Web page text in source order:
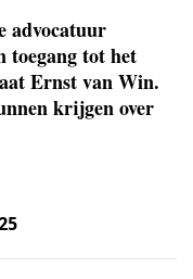
advocatuur
toegang tot het
Ernst van Win.
krijgen over